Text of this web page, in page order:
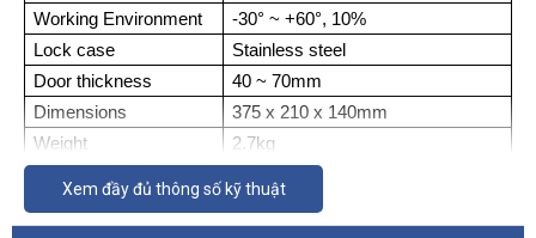
Working Environment
-30° ~ +60°, 10%
Lock case
Stainless steel
Door thickness
40 ~ 70mm
Dimensions
375 x 210 x 140mm
Weight
2.7kg
Xem đầy đủ thông số kỹ thuật